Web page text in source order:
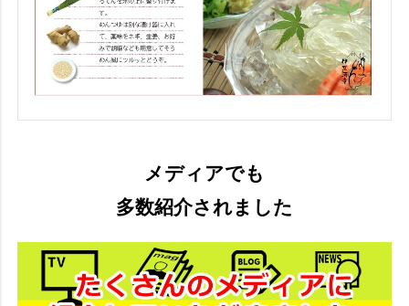
メディアでも
多数紹介されました